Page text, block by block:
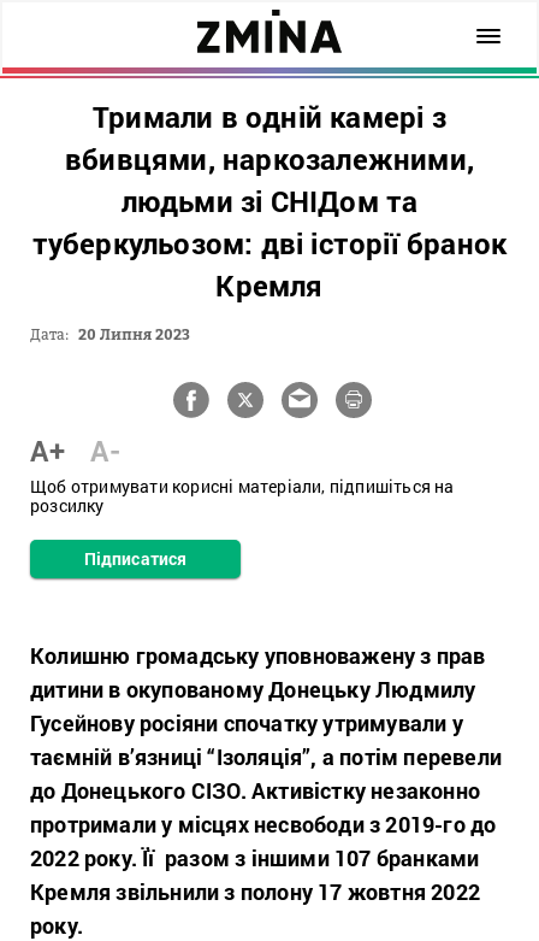
Тримали в одній камері з
вбивцями, наркозалежними,
людьми зі СНІДом та
туберкульозом: дві історії бранок
Кремля
Дата: 20 Липня 2023
A+ A-
Щоб отримувати корисні матеріали, підпишіться на
розсилку
Підписатися
Колишню громадську уповноважену з прав
дитини в окупованому Донецьку Людмилу
Гусейнову росіяни спочатку утримували у
таємній в’язниці “Ізоляція”, а потім перевели
до Донецького СІЗО. Активістку незаконно
протримали у місцях несвободи з 2019-го до
2022 року. Її разом з іншими 107 бранками
Кремля звільнили з полону 17 жовтня 2022
року.